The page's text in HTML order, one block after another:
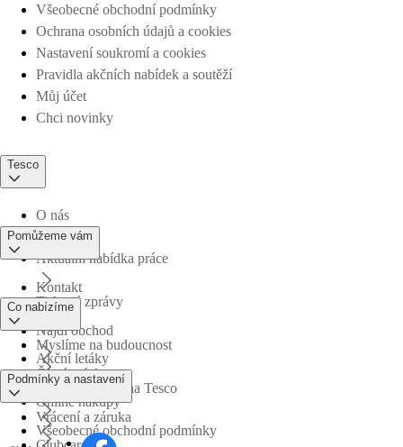
Všeobecné obchodní podmínky
Ochrana osobních údajů a cookies
Nastavení soukromí a cookies
Pravidla akčních nabídek a soutěží
Můj účet
Chci novinky
Tesco
O nás
Aktuální nabídka práce
Tiskové zprávy
Myslíme na budoucnost
Obchodní skupina Tesco
Pomůžeme vám
Kontakt
Najdi obchod
Časté otázky
Vrácení a záruka
Co nabízíme
Akční letáky
Online nákupy
Podmínky a nastavení
Všeobecné obchodní podmínky